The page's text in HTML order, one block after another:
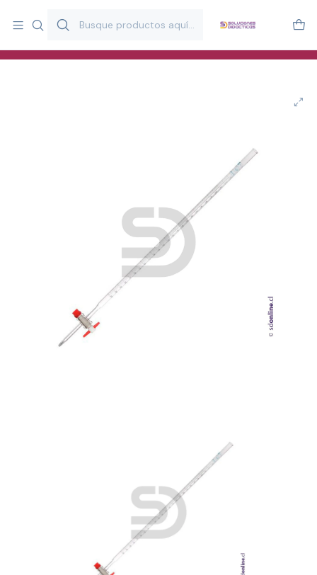
y estimulación infantil en Chile.
Especialistas en recursos educativos para aulas, terapeutas y